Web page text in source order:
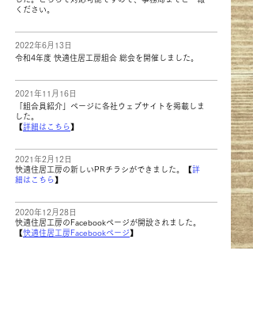
ください。
2022年6月13日
令和4年度 快適住居工房組合 総会を開催しました。
2021年11月16日
「組合員紹介」ページに各社ウェブサイトを掲載しま
した。
​【詳細はこちら 】
2021年2月12日
快適住居工房の新しいPRチラシができました。【詳
細はこちら 】
2020年12月28日
快適住居工房のFacebookページが開設されました。
​【快適住居工房Facebookページ 】